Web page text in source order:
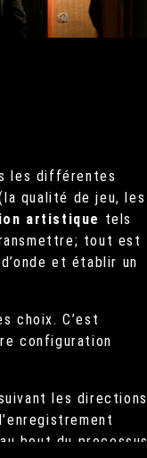
les différentes
qualité de jeu, les
artistique tels
tout est
et établir un
choix. C’est
configuration
les directions
bout du processus